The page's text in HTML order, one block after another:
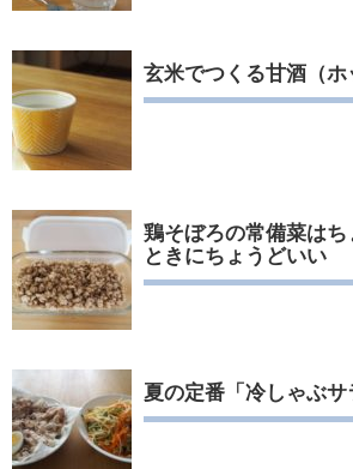
玄米でつくる甘酒（ホ
鶏そぼろの常備菜は
ときにちょうどいい
夏の定番「冷しゃぶサ